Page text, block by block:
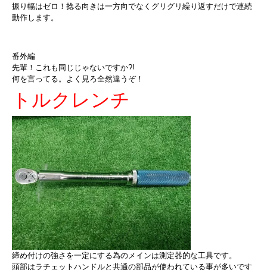
振り幅はゼロ！捻る向きは一方向でなくグリグリ繰り返すだけで連続
動作します。
番外編
先輩！これも同じじゃないですか?!
何を言ってる。よく見ろ全然違うぞ！
トルクレンチ
締め付けの強さを一定にする為のメインは測定器的な工具です。
頭部はラチェットハンドルと共通の部品が使われている事が多いです